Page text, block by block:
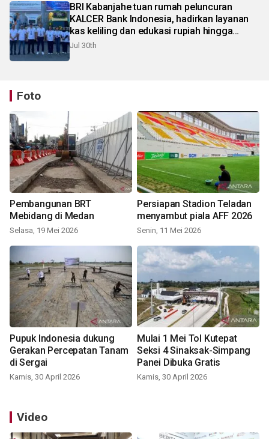
BRI Kabanjahe tuan rumah peluncuran
KALCER Bank Indonesia, hadirkan layanan
kas keliling dan edukasi rupiah hingga
pelosok Karo
Jul 30th
Foto
Pembangunan BRT
Mebidang di Medan
Selasa, 19 Mei 2026
Persiapan Stadion Teladan
menyambut piala AFF 2026
Senin, 11 Mei 2026
Pupuk Indonesia dukung
Gerakan Percepatan Tanam
di Sergai
Kamis, 30 April 2026
Mulai 1 Mei Tol Kutepat
Seksi 4 Sinaksak-Simpang
Panei Dibuka Gratis
Kamis, 30 April 2026
Video